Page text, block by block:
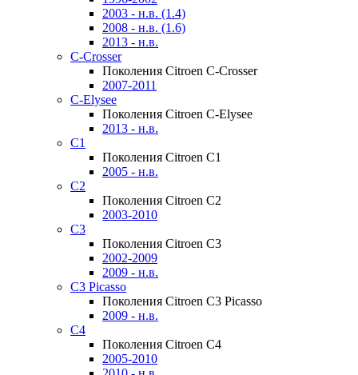
2003 - н.в. (1.4)
2008 - н.в. (1.6)
2013 - н.в.
C-Crosser
Поколения Citroen C-Crosser
2007-2011
C-Elysee
Поколения Citroen C-Elysee
2013 - н.в.
C1
Поколения Citroen C1
2005 - н.в.
C2
Поколения Citroen C2
2003-2010
C3
Поколения Citroen C3
2002-2009
2009 - н.в.
C3 Picasso
Поколения Citroen C3 Picasso
2009 - н.в.
C4
Поколения Citroen C4
2005-2010